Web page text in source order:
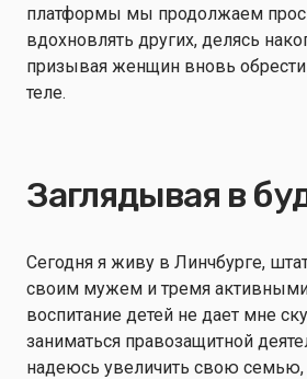
платформы мы продолжаем
вдохновлять других, делясь
призывая женщин вновь
теле.
Заглядывая в
Сегодня я живу в Линчбурге,
своим мужем и тремя
воспитание детей не дает мне
заниматься правозащитной
надеюсь увеличить свою